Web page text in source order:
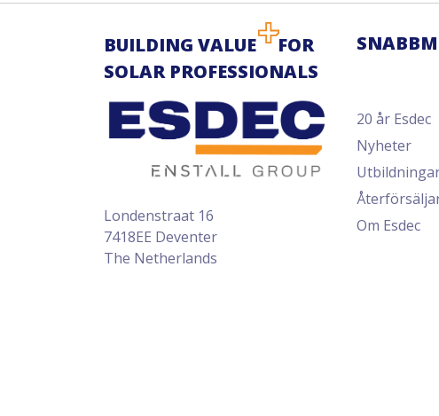
BUILDING VALUE
FOR
SOLAR PROFESSIONALS
Londenstraat 16
7418EE Deventer
The Netherlands
20 år Esdec
Nyheter
Om Esdec